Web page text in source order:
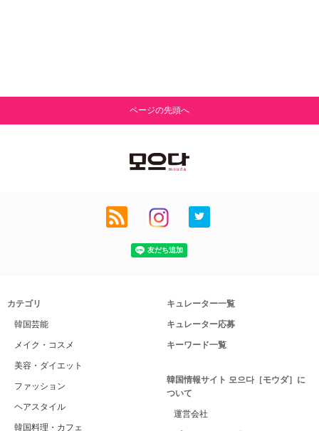
ページの先頭へ
カテゴリ
韓国芸能
メイク・コスメ
美容・ダイエット
ファッション
ヘアスタイル
韓国料理・カフェ
キュレーター一覧
キュレーター応募
キーワード一覧
韓国情報サイト 모으다［モウダ］に
ついて
運営会社